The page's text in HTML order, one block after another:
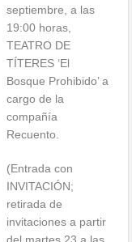
septiembre, a las
19:00 horas,
TEATRO DE
TÍTERES ‘El
Bosque Prohibido’ a
cargo de la
compañía
Recuento.
(Entrada con
INVITACIÓN;
retirada de
invitaciones a partir